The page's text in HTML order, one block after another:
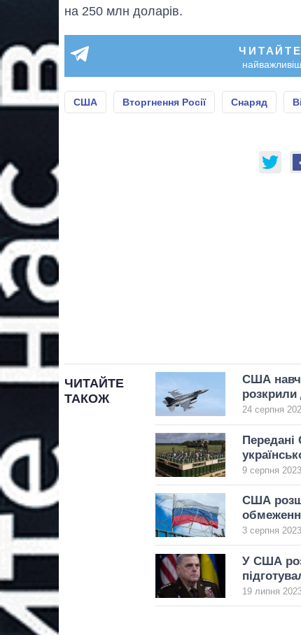
на 250 млн доларів.
ЧИТАЙТЕ
США Вторгнення Росії Снаряд
ЧИТАЙТЕ
ТАКОЖ
США
розкрили
24 серпня
Передані
9 серпня
США
3 серпня
У США
19 липня